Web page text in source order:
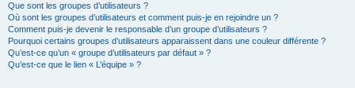
Que sont les groupes d’utilisateurs ?
Où sont les groupes d’utilisateurs et comment puis-je en rejoindre un ?
Comment puis-je devenir le responsable d’un groupe d’utilisateurs ?
Pourquoi certains groupes d’utilisateurs apparaissent dans une couleur différente ?
Qu’est-ce qu’un « groupe d’utilisateurs par défaut » ?
Qu’est-ce que le lien « L’équipe » ?